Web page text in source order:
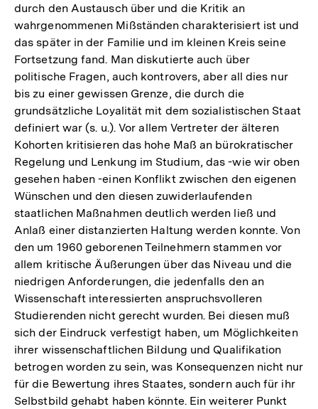
durch den Austausch über und die Kritik an
wahrgenommenen Mißständen charakterisiert ist und
das später in der Familie und im kleinen Kreis seine
Fortsetzung fand. Man diskutierte auch über
politische Fragen, auch kontrovers, aber all dies nur
bis zu einer gewissen Grenze, die durch die
grundsätzliche Loyalität mit dem sozialistischen Staat
definiert war (s. u.). Vor allem Vertreter der älteren
Kohorten kritisieren das hohe Maß an bürokratischer
Regelung und Lenkung im Studium, das -wie wir oben
gesehen haben -einen Konflikt zwischen den eigenen
Wünschen und den diesen zuwiderlaufenden
staatlichen Maßnahmen deutlich werden ließ und
Anlaß einer distanzierten Haltung werden konnte. Von
den um 1960 geborenen Teilnehmern stammen vor
allem kritische Äußerungen über das Niveau und die
niedrigen Anforderungen, die jedenfalls den an
Wissenschaft interessierten anspruchsvolleren
Studierenden nicht gerecht wurden. Bei diesen muß
sich der Eindruck verfestigt haben, um Möglichkeiten
ihrer wissenschaftlichen Bildung und Qualifikation
betrogen worden zu sein, was Konsequenzen nicht nur
für die Bewertung ihres Staates, sondern auch für ihr
Selbstbild gehabt haben könnte. Ein weiterer Punkt